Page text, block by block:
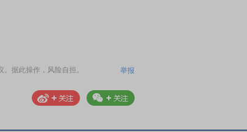
据此操作，风险自担。 举报